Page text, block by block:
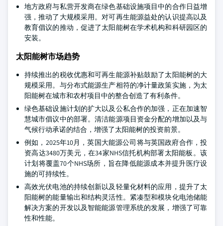
地方政府与私营开发商在绿色基础设施项目中的合作日益增
强，推动了大规模采用。对可再生能源益处的认识提高以及
教育倡议的推动，促进了太阳能树在学术机构和科研园区的
安装。
太阳能树市场趋势
持续推出的税收优惠和可再生能源补贴鼓励了太阳能树的大
规模采用。与分布式能源生产相符的净计量政策实施，为太
阳能树在城市和农村项目中的整合创造了有利条件。
绿色基础设施计划的扩大以及公私合作的加强，正在加速智
慧城市倡议中的部署。清洁能源项目资金分配的增加以及与
气候行动承诺的结合，增强了太阳能树的投资前景。
例如，2025年10月，英国大能源公司将与英国政府合作，投
资高达3480万美元，在34家NHS信托机构部署太阳能板。该
计划将覆盖70个NHS场所，旨在降低能源成本并提升医疗设
施的可持续性。
高效光伏电池的持续创新以及轻量化材料的应用，提升了太
阳能树的能量输出和结构灵活性。紧凑型和模块化电池储能
解决方案的开发以及智能能源管理系统的发展，增强了可靠
性和性能。